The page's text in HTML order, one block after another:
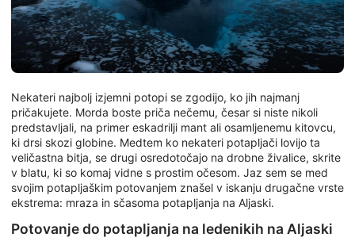
Nekateri najbolj izjemni potopi se zgodijo, ko jih najmanj
pričakujete. Morda boste priča nečemu, česar si niste nikoli
predstavljali, na primer eskadrilji mant ali osamljenemu kitovcu,
ki drsi skozi globine. Medtem ko nekateri potapljači lovijo ta
veličastna bitja, se drugi osredotočajo na drobne živalice, skrite
v blatu, ki so komaj vidne s prostim očesom. Jaz sem se med
svojim potapljaškim potovanjem znašel v iskanju drugačne vrste
ekstrema: mraza in sčasoma potapljanja na Aljaski.
Potovanje do potapljanja na ledenikih na Aljaski